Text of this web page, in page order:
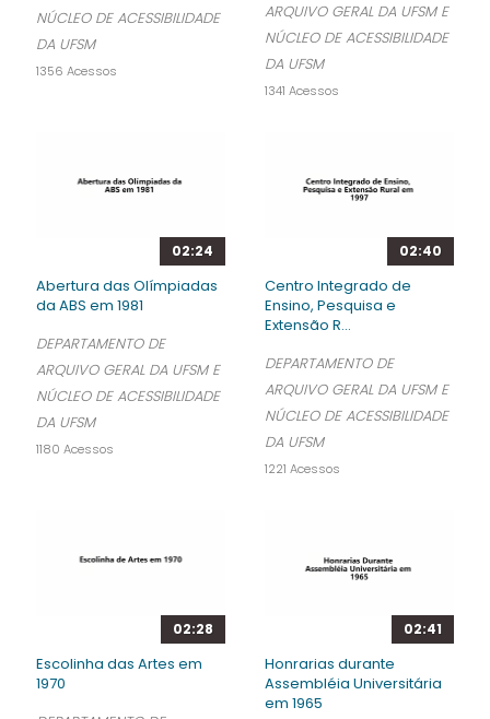
NÚCLEO DE ACESSIBILIDADE
DA UFSM
1356 Acessos
ARQUIVO GERAL DA UFSM E
NÚCLEO DE ACESSIBILIDADE
DA UFSM
1341 Acessos
02:24
Abertura das Olímpiadas
da ABS em 1981
DEPARTAMENTO DE
ARQUIVO GERAL DA UFSM E
NÚCLEO DE ACESSIBILIDADE
DA UFSM
1180 Acessos
02:40
Centro Integrado de
Ensino, Pesquisa e
Extensão R...
DEPARTAMENTO DE
ARQUIVO GERAL DA UFSM E
NÚCLEO DE ACESSIBILIDADE
DA UFSM
1221 Acessos
02:28
Escolinha das Artes em
1970
02:41
Honrarias durante
Assembléia Universitária
em 1965